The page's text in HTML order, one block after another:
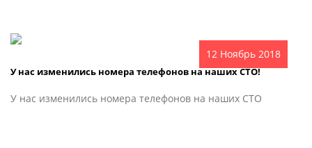
12 Ноябрь 2018
У нас изменились номера телефонов на наших СТО!
У нас изменились номера телефонов на наших СТО